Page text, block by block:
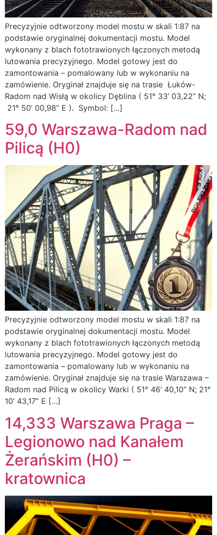
Precyzyjnie odtworzony model mostu w skali 1:87 na
podstawie oryginalnej dokumentacji mostu. Model
wykonany z blach fototrawionych łączonych metodą
lutowania precyzyjnego. Model gotowy jest do
zamontowania – pomalowany lub w wykonaniu na
zamówienie. Oryginał znajduje się na trasie Łuków-
Radom nad Wisłą w okolicy Dęblina ( 51° 33’ 03,22” N;
21° 50’ 00,98” E ). Symbol: […]
59,0 Warszawa-Radom nad
Pilicą (H0)
Precyzyjnie odtworzony model mostu w skali 1:87 na
podstawie oryginalnej dokumentacji mostu. Model
wykonany z blach fototrawionych łączonych metodą
lutowania precyzyjnego. Model gotowy jest do
zamontowania – pomalowany lub w wykonaniu na
zamówienie. Oryginał znajduje się na trasie Warszawa –
Radom nad Pilicą w okolicy Warki ( 51° 46’ 40,10” N; 21°
10’ 43,17” E […]
14,333 Warszawa Praga –
Legionowo nad Kanałem
Żerańskim (H0) –
kratownica